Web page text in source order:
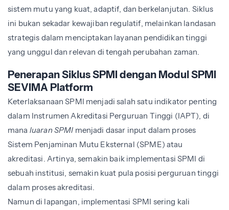
sistem mutu yang kuat, adaptif, dan berkelanjutan. Siklus
ini bukan sekadar kewajiban regulatif, melainkan landasan
strategis dalam menciptakan layanan pendidikan tinggi
yang unggul dan relevan di tengah perubahan zaman.
Penerapan Siklus SPMI dengan Modul SPMI
SEVIMA Platform
Keterlaksanaan SPMI menjadi salah satu indikator penting
dalam Instrumen Akreditasi Perguruan Tinggi (IAPT), di
mana luaran SPMI menjadi dasar input dalam proses
Sistem Penjaminan Mutu Eksternal (SPME) atau
akreditasi. Artinya, semakin baik implementasi SPMI di
sebuah institusi, semakin kuat pula posisi perguruan tinggi
dalam proses akreditasi.
Namun di lapangan, implementasi SPMI sering kali